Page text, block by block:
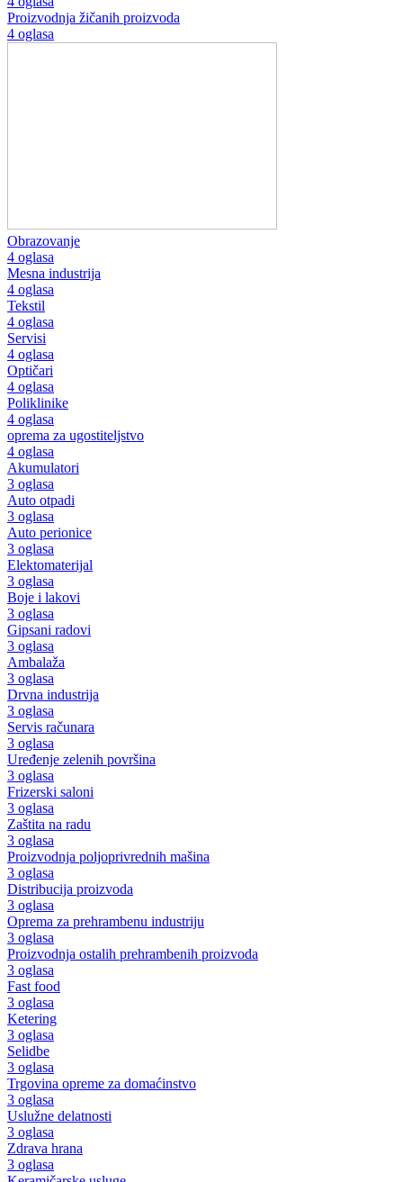
Proizvodnja žičanih proizvoda
4 oglasa
Obrazovanje
4 oglasa
Mesna industrija
4 oglasa
Tekstil
4 oglasa
Servisi
4 oglasa
Optičari
4 oglasa
Poliklinike
4 oglasa
oprema za ugostiteljstvo
4 oglasa
Akumulatori
3 oglasa
Auto otpadi
3 oglasa
Auto perionice
3 oglasa
Elektomaterijal
3 oglasa
Boje i lakovi
3 oglasa
Gipsani radovi
3 oglasa
Ambalaža
3 oglasa
Drvna industrija
3 oglasa
Servis računara
3 oglasa
Uređenje zelenih površina
3 oglasa
Frizerski saloni
3 oglasa
Zaštita na radu
3 oglasa
Proizvodnja poljoprivrednih mašina
3 oglasa
Distribucija proizvoda
3 oglasa
Oprema za prehrambenu industriju
3 oglasa
Proizvodnja ostalih prehrambenih proizvoda
3 oglasa
Fast food
3 oglasa
Ketering
3 oglasa
Selidbe
3 oglasa
Trgovina opreme za domaćinstvo
3 oglasa
Uslužne delatnosti
3 oglasa
Zdrava hrana
3 oglasa